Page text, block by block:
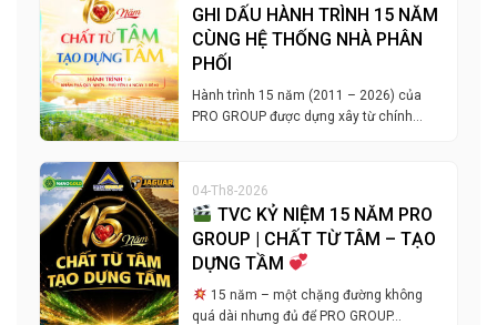
GHI DẤU HÀNH TRÌNH 15 NĂM
CÙNG HỆ THỐNG NHÀ PHÂN
PHỐI
Hành trình 15 năm (2011 – 2026) của
PRO GROUP được dựng xây từ chính…
04-Th8-2026
TVC KỶ NIỆM 15 NĂM PRO
GROUP | CHẤT TỪ TÂM – TẠO
DỰNG TẦM
15 năm – một chặng đường không
quá dài nhưng đủ để PRO GROUP…